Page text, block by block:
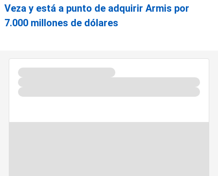
Veza y está a punto de adquirir Armis por
7.000 millones de dólares